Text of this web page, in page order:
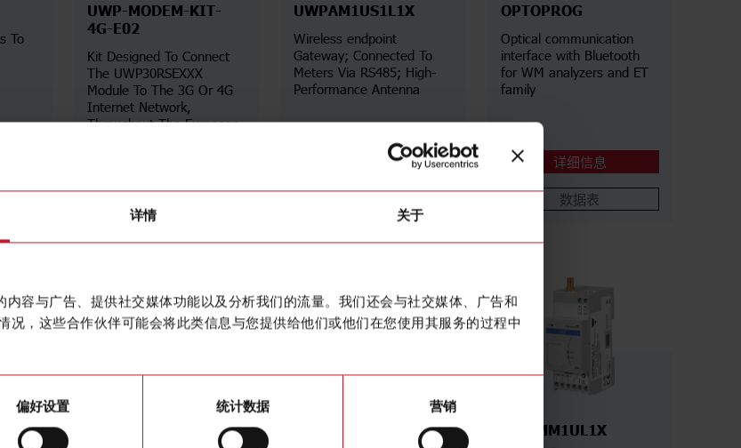
详情 关于
容与广告、提供社交媒体功能以及分析我们的流量。我们还会与社交媒体、广告和
况，这些合作伙伴可能会将此类信息与您提供给他们或他们在您使用其服务的过程中
偏好设置 统计数据 营销
To
UWP-MODEM-KIT-
4G-E02
Kit Designed To Connect
The UWP30RSEXXX
Module To The 3G Or 4G
Internet Network,
Throughout The European
详细信息
UWPAM1US1L1X
Wireless endpoint
Gateway; Connected To
Meters Via RS485; High-
Performance Antenna
详细信息
OPTOPROG
Optical communication
interface with Bluetooth
for WM analyzers and ET
family
详细信息
数据表
UWP-ROUT-KIT-E01 UWPMM1UL1X